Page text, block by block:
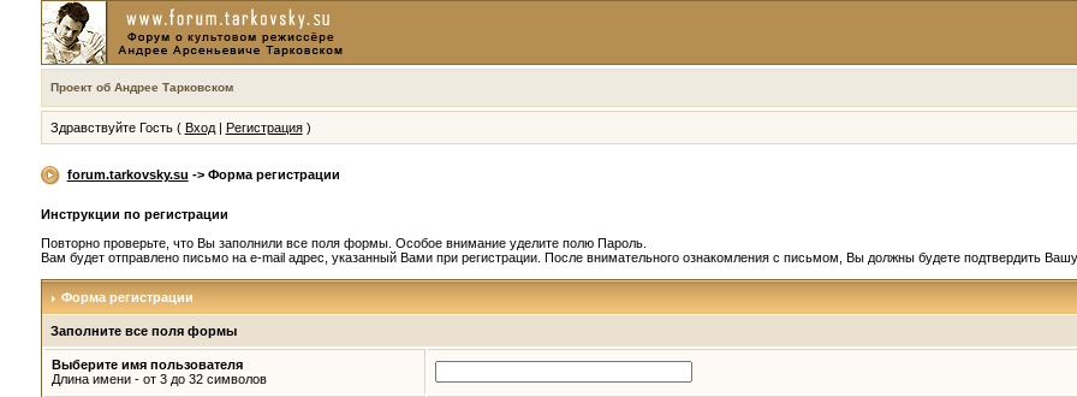
Проект об Андрее Тарковском
Здравствуйте Гость ( Вход| Регистрация)
forum.tarkovsky.su -> Форма регистрации
Инструкции по регистрации
Повторно проверьте, что Вы заполнили все поля формы. Особое внимание уделите полю Пароль.
Вам будет отправлено письмо на e-mail адрес, указанный Вами при регистрации. После внимательного ознакомления с письмом, Вы должны будете подтвердить
Форма регистрации
Заполните все поля формы
Выберите имя пользователя
Длина имени - от 3 до 32 символов